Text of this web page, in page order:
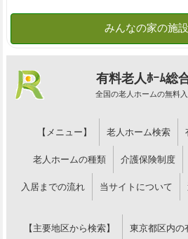
有料老人ﾎｰﾑ総
全国の老人ホームの無料
【メニュー】 老人ホーム検索
老人ホームの種類 介護保険制度
入居までの流れ 当サイトについて
【主要地区から検索】 東京都区内の